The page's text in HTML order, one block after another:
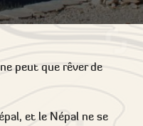
peut que rêver de
et le Népal ne se